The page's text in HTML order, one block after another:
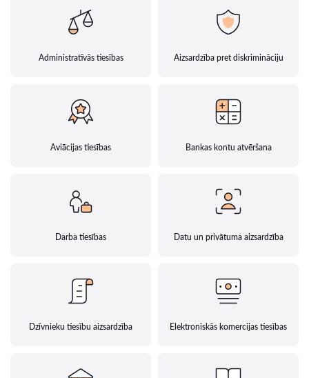
Administratīvās tiesības Aizsardzība pret diskrimināciju
Aviācijas tiesības Bankas kontu atvēršana
Darba tiesības Datu un privātuma aizsardzība
Dzīvnieku tiesību aizsardzība Elektroniskās komercijas tiesības